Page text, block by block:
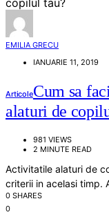
EMILIA GRECU
IANUARIE 11, 2019
ArticoleCum sa
alaturi de
981 VIEWS
2 MINUTE READ
Activitatile alaturi de
criterii in acelasi timp.
0 SHARES
0